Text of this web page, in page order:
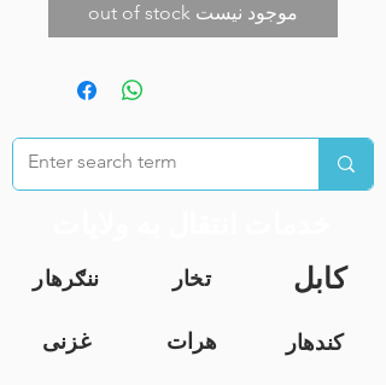
out of stock موجود نیست
ننګرهار تخار کابل
غزنی هرات
کندهار